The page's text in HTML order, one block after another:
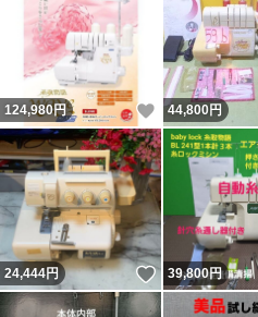
124,980円 いいね！
44,800円
24,444円 いいね！
39,800円